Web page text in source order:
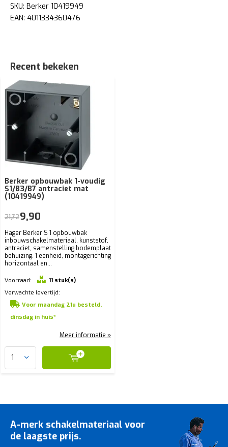
SKU: Berker 10419949
EAN: 4011334360476
Recent bekeken
Berker opbouwbak 1-voudig
S1/B3/B7 antraciet mat
(10419949)
Hager Berker S 1 opbouwbak
inbouwschakelmateriaal, kunststof,
antraciet, samenstelling bodemplaat
behuizing, 1 eenheid, montagerichting
horizontaal en...
Voorraad:
11 stuk(s)
Verwachte levertijd:
Voor maandag 21u besteld,
dinsdag in huis*
21,729,90
Meer informatie »
A-merk schakelmateriaal voor
de laagste prijs.